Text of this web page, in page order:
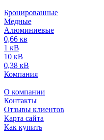
Бронированные
Медные
Алюминиевые
0,66 кв
1 кВ
10 кВ
0,38 кВ
Компания
О компании
Контакты
Отзывы клиентов
Карта сайта
Как купить